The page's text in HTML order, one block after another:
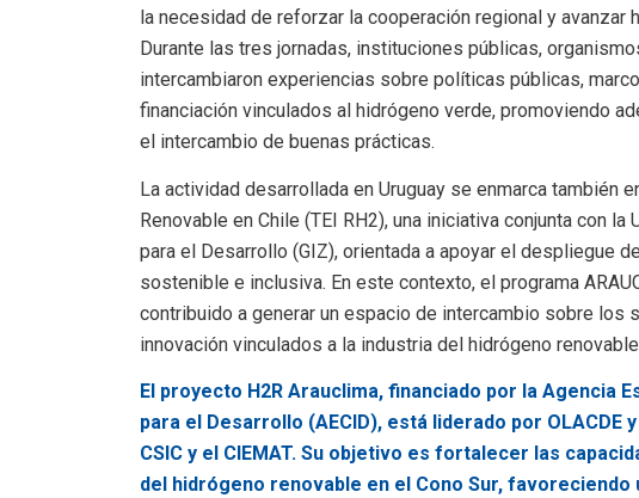
la necesidad de reforzar la cooperación regional y avanzar
Durante las tres jornadas, instituciones públicas,
intercambiaron experiencias sobre políticas públicas,
financiación vinculados al hidrógeno verde, promoviendo
el intercambio de buenas prácticas.
La actividad desarrollada en Uruguay se enmarca también
Renovable en Chile (TEI RH2), una iniciativa conjunta con la
para el Desarrollo (GIZ), orientada a apoyar el despliegue
sostenible e inclusiva. En este contexto, el programa
contribuido a generar un espacio de intercambio sobre
innovación vinculados a la industria del hidrógeno
El proyecto H2R Arauclima, financiado por la Agencia
para el Desarrollo (AECID), está liderado por OLACDE
CSIC y el CIEMAT. Su objetivo es fortalecer las
del hidrógeno renovable en el Cono Sur,